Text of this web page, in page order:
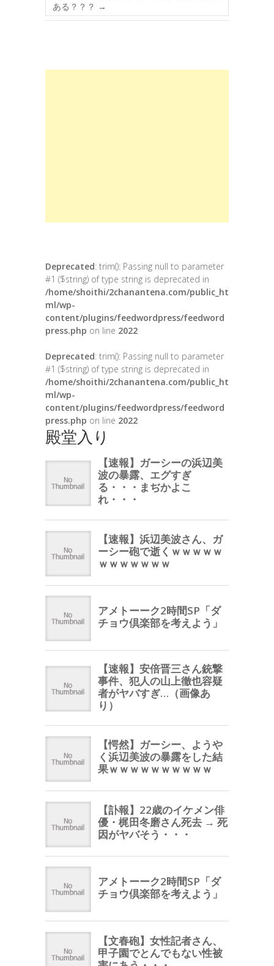
ある？？？ →
Deprecated: trim(): Passing null to parameter
#1 ($string) of type string is deprecated in
/home/shoithi/2chanantena.com/public_ht
ml/wp-
content/plugins/feedwordpress/feedword
press.php on line 2022
Deprecated: trim(): Passing null to parameter
#1 ($string) of type string is deprecated in
/home/shoithi/2chanantena.com/public_ht
ml/wp-
content/plugins/feedwordpress/feedword
press.php on line 2022
殿堂入り